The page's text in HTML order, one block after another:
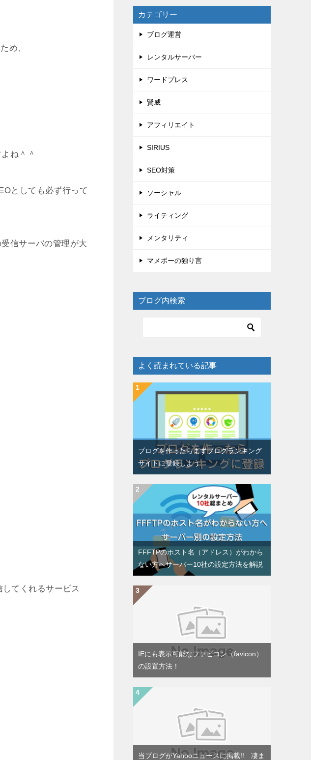
め、
ね＾＾
としても必ず行って
信サーバの管理が大
てくれるサービス
カテゴリー
ブログ運営
レンタルサーバー
ワードプレス
賢威
アフィリエイト
SIRIUS
SEO対策
ソーシャル
ライティング
メンタリティ
マメボーの独り言
ブログ内検索
よく読まれている記事
ブログを作ったらまずブログランキング
サイトに登録しよう
FFFTPのホスト名（アドレス）がわから
ない方へサーバー10社の設定方法を解説
IEにも表示可能なファビコン（favicon）
の設置方法！
当ブログがYahooニュースに掲載!! 凄ま